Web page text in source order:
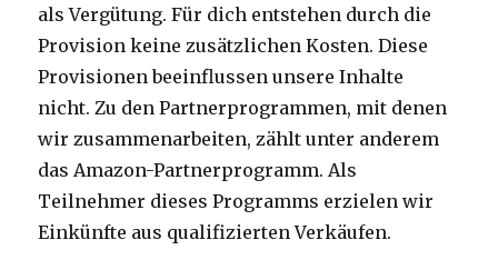
als Vergütung. Für dich entstehen durch die
Provision keine zusätzlichen Kosten. Diese
Provisionen beeinflussen unsere Inhalte
nicht. Zu den Partnerprogrammen, mit denen
wir zusammenarbeiten, zählt unter anderem
das Amazon-Partnerprogramm. Als
Teilnehmer dieses Programms erzielen wir
Einkünfte aus qualifizierten Verkäufen.